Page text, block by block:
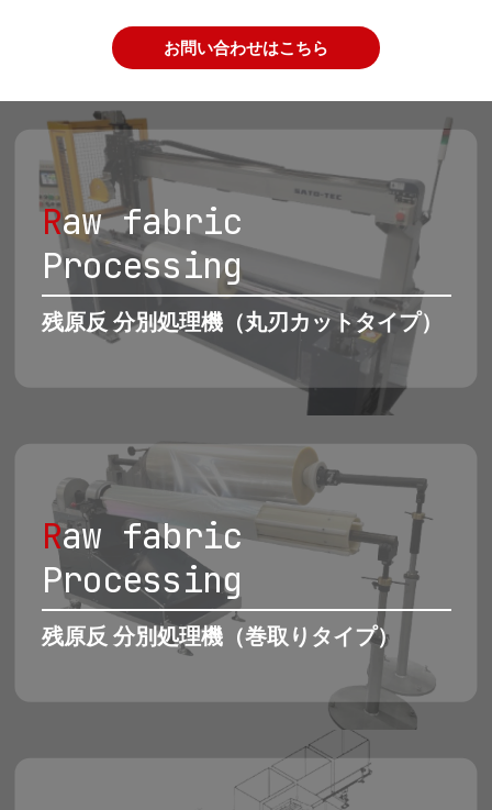
お問い合わせはこちら
Raw fabric
Processing
残原反 分別処理機（丸刃カットタイプ）
Raw fabric
Processing
残原反 分別処理機（巻取りタイプ）